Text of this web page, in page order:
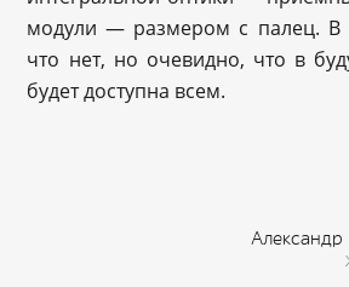
модули — размером с палец. В
что нет, но очевидно, что в
будет доступна всем.